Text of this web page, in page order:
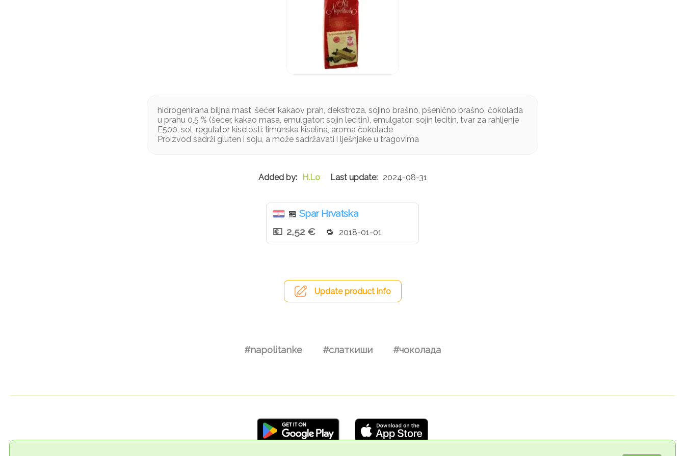
hidrogenirana biljna mast, šećer, kakaov prah, dekstroza, sojino brašno, pšenično brašno, čokolada
u prahu 0,5 % (šećer, kakao masa, emulgator: sojin lecitin), emulgator: sojin lecitin, tvar za rahljenje
E500, sol, regulator kiselosti: limunska kiselina, aroma čokolade
Proizvod sadrži gluten i soju, a može sadržavati i lješnjake u tragovima
H.Lo 2024-08-31
🏪 Spar Hrvatska
2,52 €
2018-01-01
Update product info
#napolitanke #слаткиши #чоколада